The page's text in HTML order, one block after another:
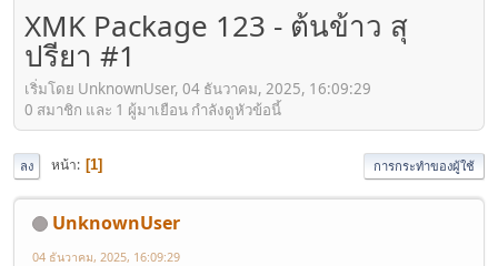
XMK Package 123 - ต้นข้าว สุ
ปรียา #1
เริ่มโดย UnknownUser, 04 ธันวาคม, 2025, 16:09:29
0 สมาชิก และ 1 ผู้มาเยือน กำลังดูหัวข้อนี้
ลง หน้า 1 การกระทำของผู้ใช้
UnknownUser
04 ธันวาคม, 2025, 16:09:29